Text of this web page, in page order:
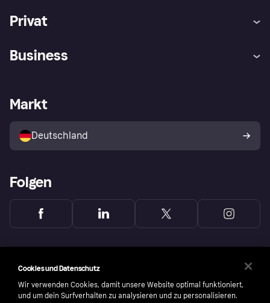
Privat
Klarna App
Shops entdecken
Käuferschutzrichtlinie
Dein Widerrufsrecht
Business
Händlerportal
Markt
Deutschland
Folgen
Cookies und Datenschutz
Wir verwenden Cookies, damit unsere Website optimal funktioniert,
und um dein Surfverhalten zu analysieren und zu personalisieren.